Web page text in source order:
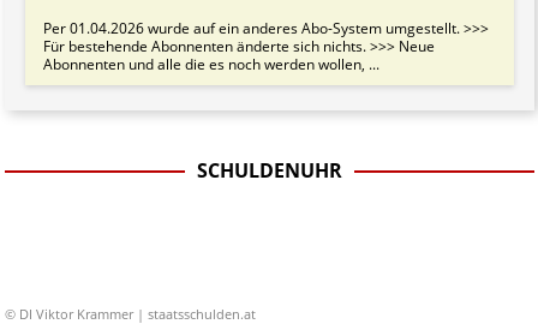
Per 01.04.2026 wurde auf ein anderes Abo-System umgestellt. >>>
Für bestehende Abonnenten änderte sich nichts. >>> Neue
Abonnenten und alle die es noch werden wollen, ...
SCHULDENUHR
© DI Viktor Krammer | staatsschulden.at